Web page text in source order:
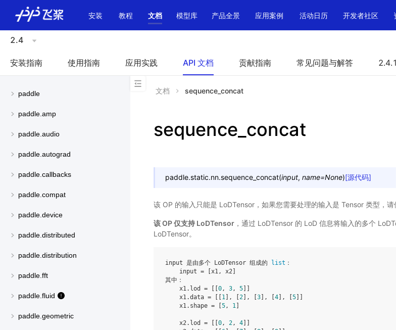
安装 教程 文档 模型库 产品全景 应用案例 活动日历 开发者社区
2.4
安装指南 使用指南 应用实践 API 文档 贡献指南 常见问题与解答
paddle
paddle.amp
paddle.audio
paddle.autograd
paddle.callbacks
paddle.compat
paddle.device
paddle.distributed
paddle.distribution
paddle.fft
paddle.fluid
paddle.geometric
文档 sequence_concat
sequence_concat
paddle.static.nn.sequence_concat(input, name=None)[源代码]
该 OP 的输入只能是 LoDTensor，如果您需要处理的输入是 Tensor 类型，请
该 OP 仅支持 LoDTensor ，通过 LoDTensor 的 LoD 信息将输入的多个
LoDTensor。
input 是由多个 LoDTensor 组成的 list ：
    input = [x1, x2]
其中：
    x1.lod = [[
0, 3, 5
    x1.data = [[
1 ], [ 2 ], [ 3 ], [ 4 ], [ 5
    x1.shape = [
5, 1
    x2.lod = [[
0, 2, 4